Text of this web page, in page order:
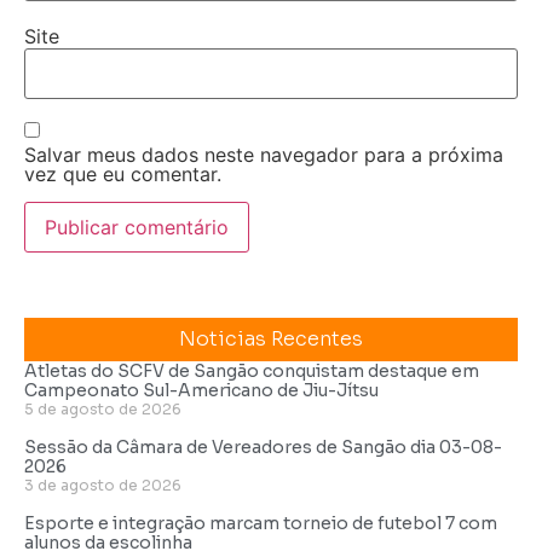
Site
Salvar meus dados neste navegador para a próxima
vez que eu comentar.
Noticias Recentes
Atletas do SCFV de Sangão conquistam destaque em
Campeonato Sul-Americano de Jiu-Jítsu
5 de agosto de 2026
Sessão da Câmara de Vereadores de Sangão dia 03-08-
2026
3 de agosto de 2026
Esporte e integração marcam torneio de futebol 7 com
alunos da escolinha